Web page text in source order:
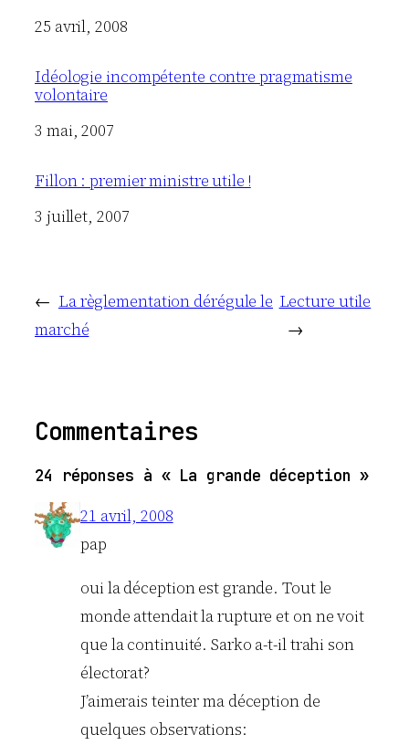
Date
25 avril, 2008
Idéologie incompétente contre pragmatisme
volontaire
Date
3 mai, 2007
Fillon : premier ministre utile !
Date
3 juillet, 2007
← La règlementation dérégule le
marché
Lecture utile
→
Commentaires
24 réponses à « La grande déception »
21 avril, 2008
pap
oui la déception est grande. Tout le
monde attendait la rupture et on ne voit
que la continuité. Sarko a-t-il trahi son
électorat?
J’aimerais teinter ma déception de
quelques observations: